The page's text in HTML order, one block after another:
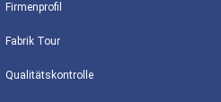
Firmenprofil
Fabrik Tour
Qualitätskontrolle